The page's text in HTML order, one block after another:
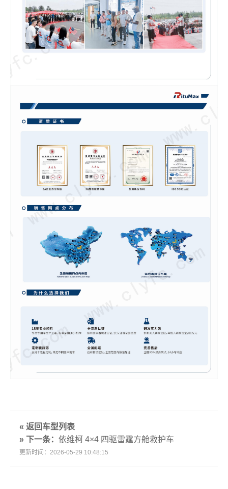
« 返回车型列表
» 下一条： 依维柯 4×4 四驱雷霆方舱救护车
更新时间：2026-05-29 10:48:15